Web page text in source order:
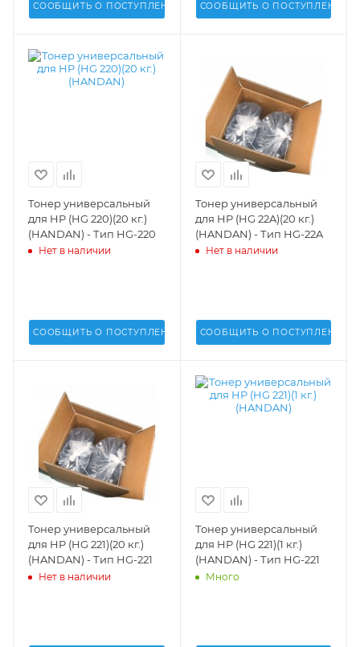
СООБЩИТЬ О ПОСТУПЛЕНИИ СООБЩИТЬ О ПОСТУПЛЕНИИ
Тонер универсальный
для HP (HG 220)(20 кг.)
(HANDAN) - Тип HG-220
Нет в наличии
СООБЩИТЬ О ПОСТУПЛЕНИИ
Тонер универсальный
для HP (HG 22A)(20 кг.)
(HANDAN) - Тип HG-22A
Нет в наличии
СООБЩИТЬ О ПОСТУПЛЕНИИ
Тонер универсальный
для HP (HG 221)(20 кг.)
(HANDAN) - Тип HG-221
Нет в наличии
Тонер универсальный
для HP (HG 221)(1 кг.)
(HANDAN) - Тип HG-221
Много